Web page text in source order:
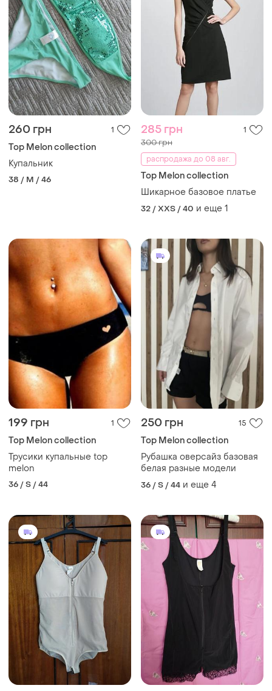
260 грн 1
Top Melon collection
Купальник
38 / M / 46
285 грн 1
300 грн
распродажа до 08 авг.
Top Melon collection
Шикарное базовое платье
32 / XXS / 40 и еще 1
199 грн 1
Top Melon collection
Трусики купальные top
melon
36 / S / 44
250 грн 15
Top Melon collection
Рубашка оверсайз базовая
белая разные модели
36 / S / 44 и еще 4